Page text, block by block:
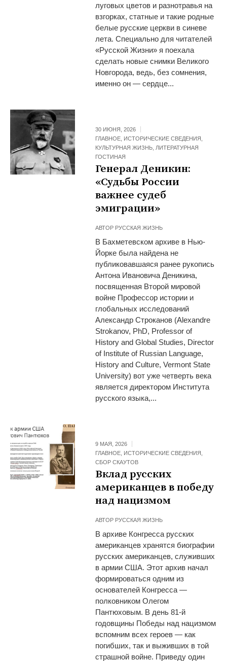
луговых цветов и разнотравья на
взгорках, статные и такие родные
белые русские церкви в синеве
лета. Специально для читателей
«Русской Жизни» я поехала
сделать новые снимки Великого
Новгорода, ведь, без сомнения,
именно он — сердце...
30 ИЮНЯ, 2026
ГЛАВНОЕ ИСТОРИЧЕСКИЕ СВЕДЕНИЯ
КУЛЬТУРНАЯ ЖИЗНЬ ЛИТЕРАТУРНАЯ
ГОСТИНАЯ
Генерал Деникин:
«Судьбы России
важнее судеб
эмиграции»
АВТОР РУССКАЯ ЖИЗНЬ
В Бахметевском архиве в Нью-
Йорке была найдена не
публиковавшаяся ранее рукопись
Антона Ивановича Деникина,
посвященная Второй мировой
войне Профессор истории и
глобальных исследований
Александр Строканов (Alexandre
Strokanov, PhD, Professor of
History and Global Studies, Director
of Institute of Russian Language,
History and Culture, Vermont State
University) вот уже четверть века
является директором Института
русского языка,...
9 МАЯ, 2026
ГЛАВНОЕ ИСТОРИЧЕСКИЕ СВЕДЕНИЯ
СБОР СКАУТОВ
Вклад русских
американцев в победу
над нацизмом
АВТОР РУССКАЯ ЖИЗНЬ
В архиве Конгресса русских
американцев хранятся биографии
русских американцев, служивших
в армии США. Этот архив начал
формироваться одним из
основателей Конгресса —
полковником Олегом
Пантюховым. В день 81-й
годовщины Победы над нацизмом
вспомним всех героев — как
погибших, так и выживших в той
страшной войне. Приведу один